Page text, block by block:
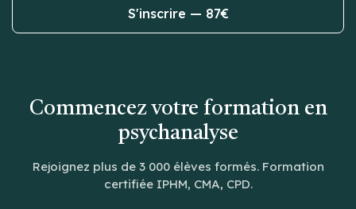
S'inscrire — 87€
Commencez votre formation en
psychanalyse
Rejoignez plus de 3 000 élèves formés. Formation
certifiée IPHM, CMA, CPD.